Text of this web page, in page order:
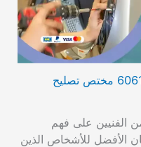
فني تصليح غسالات السلام 60615556 مختص تصليح
الفنيين على فهم
الأفضل للأشخاص الذين